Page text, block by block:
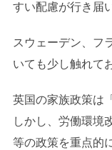
すい配慮が行き届
スウェーデン、フ
いても少し触れて
英国の家族政策は
しかし、労働環境
等の政策を重点的